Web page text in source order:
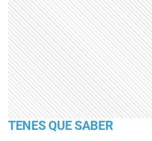
TENES QUE SABER